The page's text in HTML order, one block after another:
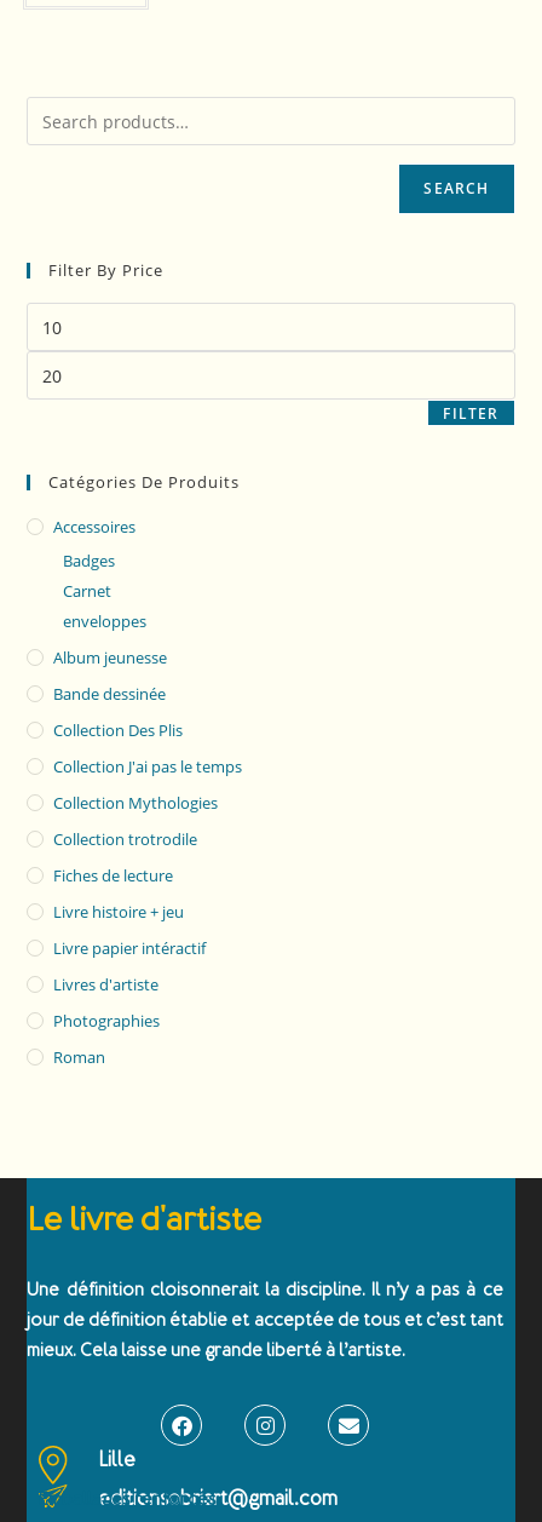
SEARCH
Filter By Price
FILTER
Catégories De Produits
Accessoires
Badges
Carnet
enveloppes
Album jeunesse
Bande dessinée
Collection Des Plis
Collection J'ai pas le temps
Collection Mythologies
Collection trotrodile
Fiches de lecture
Livre histoire + jeu
Livre papier intéractif
Livres d'artiste
Photographies
Roman
Le livre d'artiste
Une définition cloisonnerait la discipline. Il n’y a pas à ce
jour de définition établie et acceptée de tous et c’est tant
mieux. Cela laisse une grande liberté à l’artiste.
Lille
editionsobriart@gmail.com
Emballages renforcés